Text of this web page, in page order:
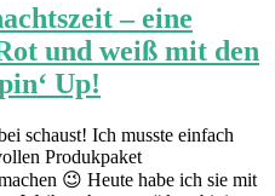
– eine
und weiß mit den
Up!
schaust! Ich musste einfach
Produkpaket
😉 Heute habe ich sie mit